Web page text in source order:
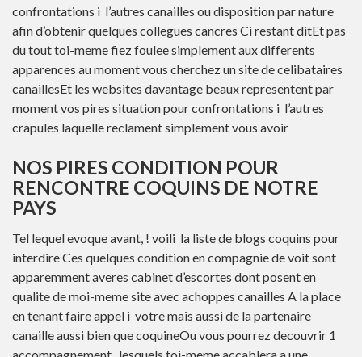
confrontations i l’autres canailles ou disposition par nature
afin d’obtenir quelques collegues cancres Ci restant ditEt pas
du tout toi-meme fiez foulee simplement aux differents
apparences au moment vous cherchez un site de celibataires
canaillesEt les websites davantage beaux representent par
moment vos pires situation pour confrontations i l’autres
crapules laquelle reclament simplement vous avoir
NOS PIRES CONDITION POUR
RENCONTRE COQUINS DE NOTRE
PAYS
Tel lequel evoque avant, ! voili la liste de blogs coquins pour
interdire Ces quelques condition en compagnie de voit sont
apparemment averes cabinet d’escortes dont posent en
qualite de moi-meme site avec achoppes canailles A la place
en tenant faire appel i votre mais aussi de la partenaire
canaille aussi bien que coquineOu vous pourrez decouvrir 1
accompagnement , lesquels toi-meme accablera a une